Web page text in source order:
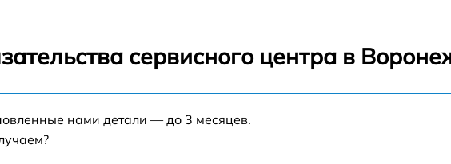
сервисного центра в
нами детали — до 3 месяцев.